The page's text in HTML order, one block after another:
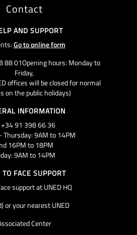
Contact
AND SUPPORT
Go to online form
88 01Opening hours: Monday to
Friday,
offices will be closed for normal
on the public holidays)
INFORMATION
+34 91 398 66 36
Thursday: 9AM to 14PM
16PM to 18PM
9AM to 14PM
TO FACE SUPPORT
support at UNED HQ
or your nearest UNED
Center